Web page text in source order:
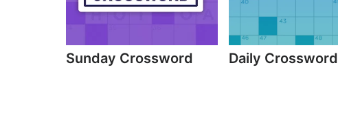
Sunday Crossword Daily Crossword